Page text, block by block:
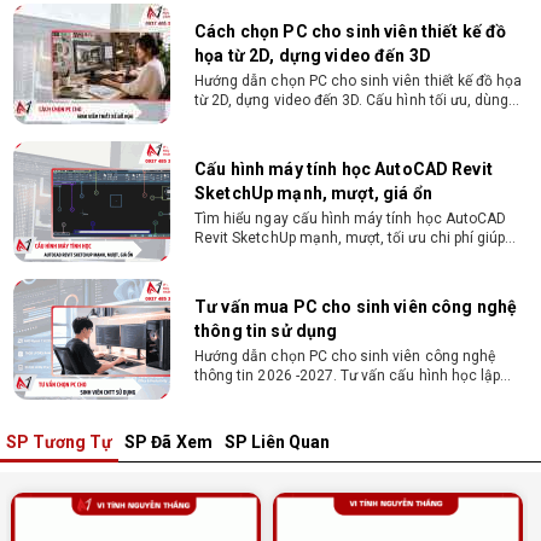
Cách chọn PC cho sinh viên thiết kế đồ
họa từ 2D, dựng video đến 3D
Hướng dẫn chọn PC cho sinh viên thiết kế đồ họa
từ 2D, dựng video đến 3D. Cấu hình tối ưu, dùng
Cấu hình máy tính học AutoCAD Revit
SketchUp mạnh, mượt, giá ổn
Tìm hiểu ngay cấu hình máy tính học AutoCAD
Revit SketchUp mạnh, mượt, tối ưu chi phí giúp
Tư vấn mua PC cho sinh viên công nghệ
thông tin sử dụng
Hướng dẫn chọn PC cho sinh viên công nghệ
thông tin 2026 -2027. Tư vấn cấu hình học lập
Sinh viên nên mua laptop hay PC ?
khoăn của nhiều tân sinh viên khi chọn máy học
tập. Xem ngay phân tích để chọn thiết bị chuẩn
SP Tương Tự SP Đã Xem SP Liên Quan